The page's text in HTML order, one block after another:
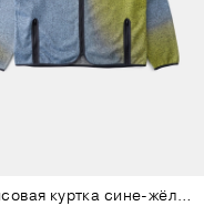
Флисовая куртка сине-жёлтая